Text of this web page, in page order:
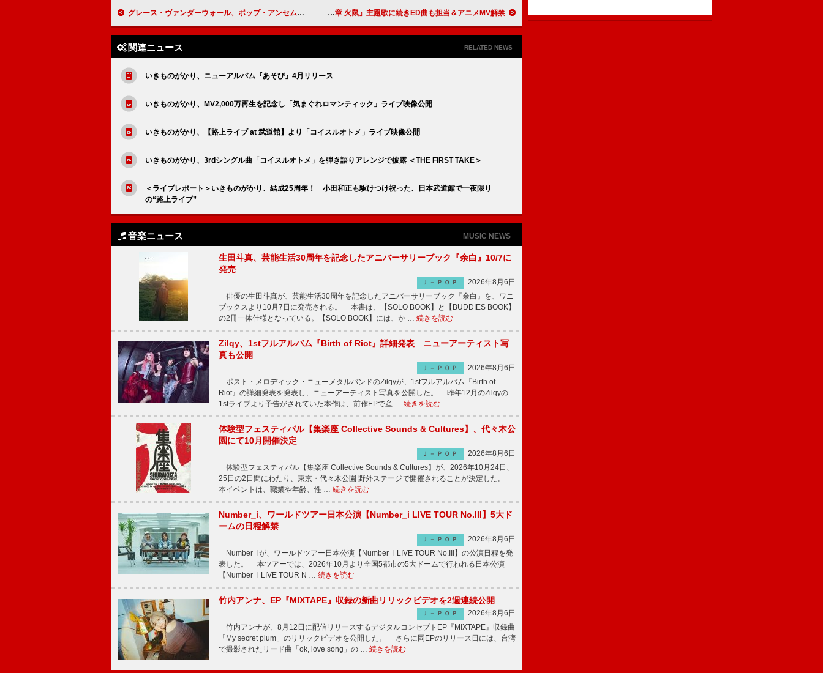
グレース・ヴァンダーウォール、ポップ・アンセム「Babydoll」MV公開 アイナ・ジ・エンド、『劇場版モノノ怪 第二章 火鼠』主題歌に続きED曲も担当＆アニメMV解禁
関連ニュース RELATED NEWS
いきものがかり、ニューアルバム『あそび』4月リリース
いきものがかり、MV2,000万再生を記念し「気まぐれロマンティック」ライブ映像公開
いきものがかり、【路上ライブ at 武道館】より「コイスルオトメ」ライブ映像公開
いきものがかり、3rdシングル曲「コイスルオトメ」を弾き語りアレンジで披露 ＜THE FIRST TAKE＞
＜ライブレポート＞いきものがかり、結成25周年！ 小田和正も駆けつけ祝った、日本武道館で一夜限り
の“路上ライブ”
音楽ニュース MUSIC NEWS
生田斗真、芸能生活30周年を記念したアニバーサリーブック『余白』10/7に
発売
Ｊ－ＰＯＰ
2026年8月6日
俳優の生田斗真が、芸能生活30周年を記念したアニバーサリーブック『余白』を、ワニ
ブックスより10月7日に発売される。 本書は、【SOLO BOOK】と【BUDDIES BOOK】
の2冊一体仕様となっている。【SOLO BOOK】には、か … 続きを読む
Zilqy、1stフルアルバム『Birth of Riot』詳細発表 ニューアーティスト写
真も公開
Ｊ－ＰＯＰ
2026年8月6日
ポスト・メロディック・ニューメタルバンドのZilqyが、1stフルアルバム『Birth of
Riot』の詳細発表を発表し、ニューアーティスト写真を公開した。 昨年12月のZilqyの
1stライブより予告がされていた本作は、前作EPで産 … 続きを読む
体験型フェスティバル【集楽座 Collective Sounds & Cultures】、代々木公
園にて10月開催決定
Ｊ－ＰＯＰ
2026年8月6日
体験型フェスティバル【集楽座 Collective Sounds & Cultures】が、2026年10月24日、
25日の2日間にわたり、東京・代々木公園 野外ステージで開催されることが決定した。
本イベントは、職業や年齢、性 … 続きを読む
Number_i、ワールドツアー日本公演【Number_i LIVE TOUR No.III】5大ド
ームの日程解禁
Ｊ－ＰＯＰ
2026年8月6日
Number_iが、ワールドツアー日本公演【Number_i LIVE TOUR No.III】の公演日程を発
表した。 本ツアーでは、2026年10月より全国5都市の5大ドームで行われる日本公演
【Number_i LIVE TOUR N … 続きを読む
竹内アンナ、EP『MIXTAPE』収録の新曲リリックビデオを2週連続公開
Ｊ－ＰＯＰ
2026年8月6日
竹内アンナが、8月12日に配信リリースするデジタルコンセプトEP『MIXTAPE』収録曲
「My secret plum」のリリックビデオを公開した。 さらに同EPのリリース日には、台湾
で撮影されたリード曲「ok, love song」の … 続きを読む